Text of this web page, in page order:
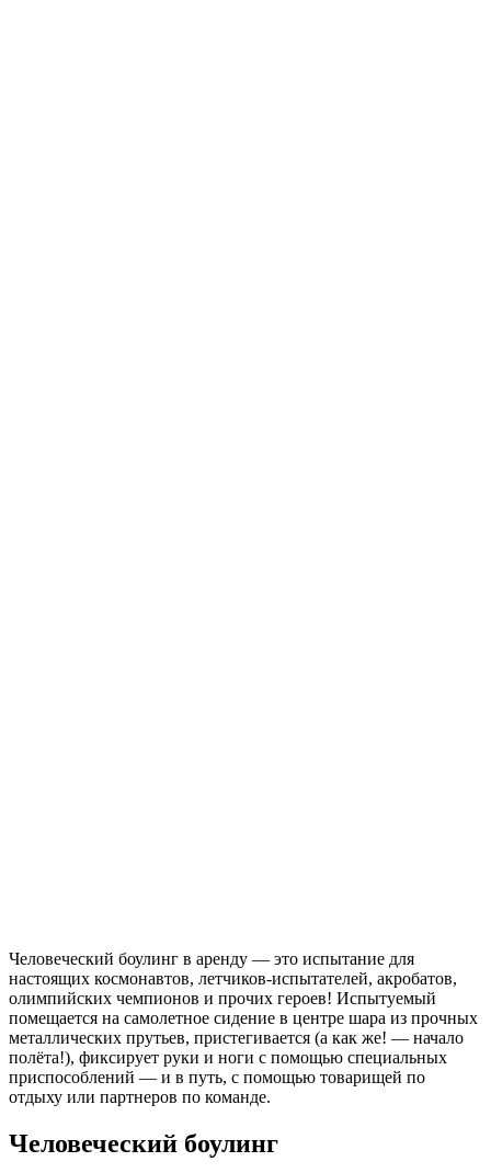
Человеческий боулинг в аренду — это испытание для
настоящих космонавтов, летчиков-испытателей, акробатов,
олимпийских чемпионов и прочих героев! Испытуемый
помещается на самолетное сидение в центре шара из прочных
металлических прутьев, пристегивается (а как же! — начало
полёта!), фиксирует руки и ноги с помощью специальных
приспособлений — и в путь, с помощью товарищей по
отдыху или партнеров по команде.
Человеческий боулинг